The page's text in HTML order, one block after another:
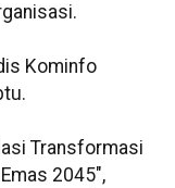
Kominfo
Transformasi
2045",